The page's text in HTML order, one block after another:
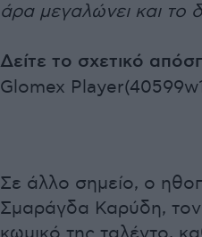
άρα μεγαλώνει και το
Δείτε το σχετικό
Glomex
Σε άλλο σημείο, ο
Σμαράγδα Καρύδη,